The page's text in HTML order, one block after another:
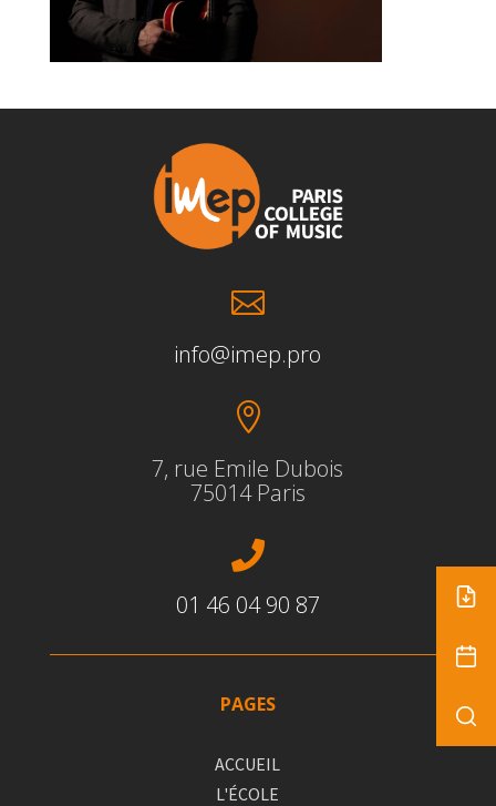

info@imep.pro

7, rue Emile Dubois
75014 Paris

01 46 04 90 87
PAGES
ACCUEIL
L'ÉCOLE